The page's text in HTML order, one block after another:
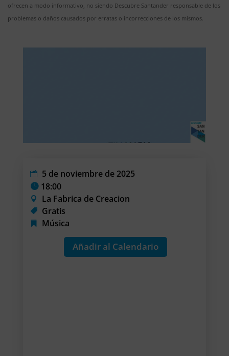
ofrecen a modo informativo, no siendo Descubre Santander responsable de los
problemas o daños causados por erratas o incorrecciones de los mismos.
5 de noviembre de 2025
18:00
La Fabrica de Creacion
Gratis
Música
Añadir al Calendario